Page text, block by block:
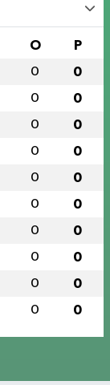
O P
0 0
0 0
0 0
0 0
0 0
0 0
0 0
0 0
0 0
0 0